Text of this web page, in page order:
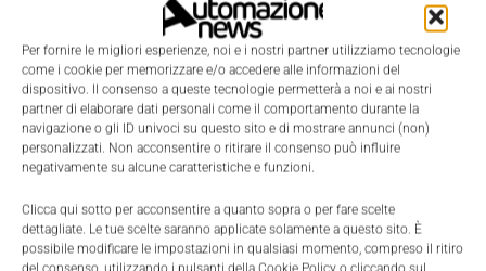
Per fornire le migliori esperienze, noi e i nostri partner utilizziamo tecnologie
come i cookie per memorizzare e/o accedere alle informazioni del
dispositivo. Il consenso a queste tecnologie permetterà a noi e ai nostri
partner di elaborare dati personali come il comportamento durante la
navigazione o gli ID univoci su questo sito e di mostrare annunci (non)
personalizzati. Non acconsentire o ritirare il consenso può influire
negativamente su alcune caratteristiche e funzioni.
Clicca qui sotto per acconsentire a quanto sopra o per fare scelte
dettagliate. Le tue scelte saranno applicate solamente a questo sito. È
possibile modificare le impostazioni in qualsiasi momento, compreso il ritiro
fare presto perché ne abbiamo bisogno ora’. Ciò ha
portato a una vera e propria esplosione di richieste
della nostra piattaforma IIoT e dell’app remota di AR,
quali strumenti capaci di assicurare la continuità
operativa nonostante i divieti di spostamento e le
restrizioni imposte dal distanziamento sociale”.
Delnevo continua:“Negli ultimi dodici mesi, le vendite
di IoT sono aumentate del 180% in Italia e